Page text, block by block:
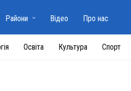
Освіта Культура Спорт
Райони Відео Про нас